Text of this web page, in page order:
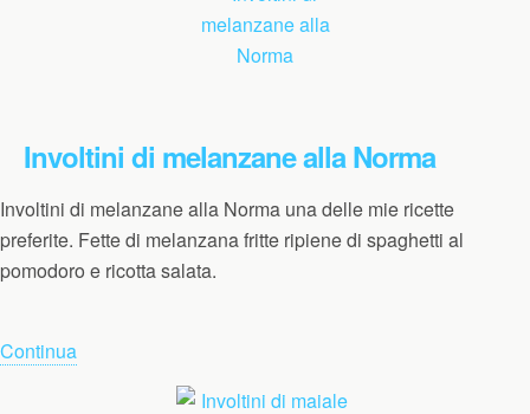
Involtini di melanzane alla Norma
Involtini di melanzane alla Norma una delle mie ricette
preferite. Fette di melanzana fritte ripiene di spaghetti al
pomodoro e ricotta salata.
Continua